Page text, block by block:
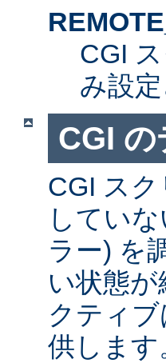
CGI
み設定
CGI
CGI ス
してい
ラー) を
い状態
クティ
供します